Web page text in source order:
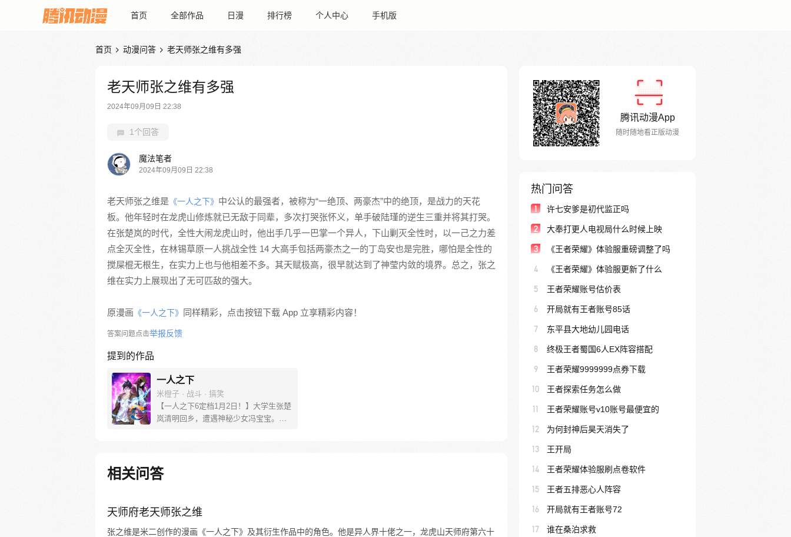
首页 全部作品 日漫 排行榜 个人中心 手机版
首页  动漫问答  老天师张之维有多强
老天师张之维有多强
2024年09月09日 22:38
1个回答
魔法笔者
2024年09月09日 22:38
老天师张之维是 《一人之下》 中公认的最强者，被称为“一绝顶、两豪杰”中的绝顶，是战力的天花
板。他年轻时在龙虎山修炼就已无敌于同辈，多次打哭张怀义，单手破陆瑾的逆生三重并将其打哭。
在张楚岚的时代，全性大闹龙虎山时，他出手几乎一巴掌一个异人，下山剿灭全性时，以一己之力差
点全灭全性，在林锡草原一人挑战全性 14 大高手包括两豪杰之一的丁岛安也是完胜，哪怕是全性的
搅屎棍无根生，在实力上也与他相差不多。其天赋极高，很早就达到了神莹内敛的境界。总之，张之
维在实力上展现出了无可匹敌的强大。
原漫画 《一人之下》 同样精彩，点击按钮下载 App 立享精彩内容！
答案问题点击举报反馈
提到的作品
一人之下
米橙子 · 战斗 · 搞笑
【一人之下6定档1月2日！】大学生张楚
岚清明回乡，遭遇神秘少女冯宝宝。素
己与爷爷身上的秘密，张楚岚的生活被
彻底颠覆，与冯宝宝一同踏上“异人”之
相关问答
天师府老天师张之维
张之维是米二创作的漫画《一人之下》及其衍生作品中的角色。他是异人界十佬之一，龙虎山天师府第六十
腾讯动漫App
随时随地看正版动漫
热门问答
1 许七安爹是初代监正吗
2 大奉打更人电视局什么时候上映
3 《王者荣耀》体验服重磅调整了吗
4 《王者荣耀》体验服更新了什么
5 王者荣耀账号估价表
6 开局就有王者账号85话
7 东平县大地幼儿园电话
8 终极王者蜀国6人EX阵容搭配
9 王者荣耀9999999点券下载
10 王者探索任务怎么做
11 王者荣耀账号v10账号最便宜的
12 为何封神后昊天消失了
13 王开局
14 王者荣耀体验服刷点卷软件
15 王者五排恶心人阵容
16 开局就有王者账号72
17 谁在桑泊求救